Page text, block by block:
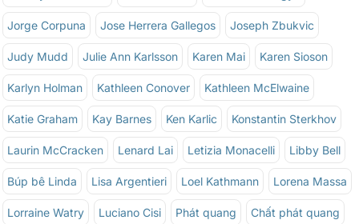
Jorge Corpuna Jose Herrera Gallegos Joseph Zbukvic
Judy Mudd Julie Ann Karlsson Karen Mai Karen Sioson
Karlyn Holman Kathleen Conover Kathleen McElwaine
Katie Graham Kay Barnes Ken Karlic Konstantin Sterkhov
Laurin McCracken Lenard Lai Letizia Monacelli Libby Bell
Búp bê Linda Lisa Argentieri Loel Kathmann Lorena Massa
Lorraine Watry Luciano Cisi Phát quang Chất phát quang